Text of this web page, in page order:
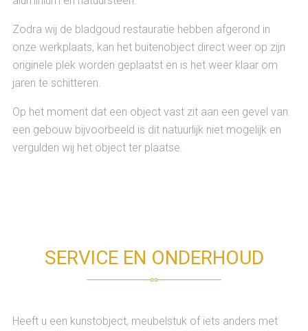
Zodra wij de bladgoud restauratie hebben afgerond in
onze werkplaats, kan het buitenobject direct weer op zijn
originele plek worden geplaatst en is het weer klaar om
jaren te schitteren.
Op het moment dat een object vast zit aan een gevel van
een gebouw bijvoorbeeld is dit natuurlijk niet mogelijk en
vergulden wij het object ter plaatse.
SERVICE EN ONDERHOUD
Heeft u een kunstobject, meubelstuk of iets anders met